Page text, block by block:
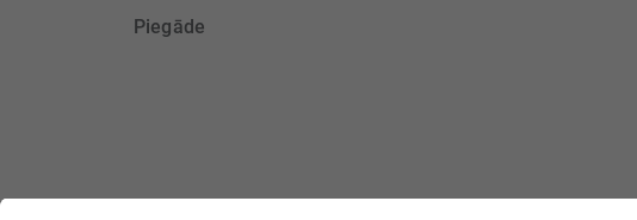
Piegāde